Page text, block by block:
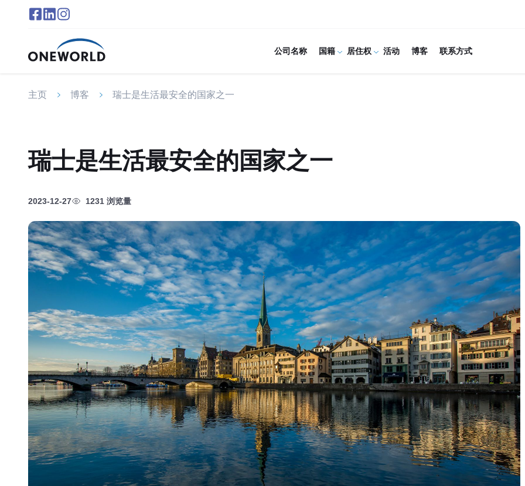
公司名称 国籍 居住权 活动 博客 联系方式
主页 博客 瑞士是生活最安全的国家之一
瑞士是生活最安全的国家之一
2023-12-27 1231 浏览量